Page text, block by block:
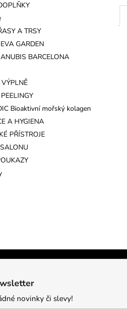
A TRSY
GARDEN
BARCELONA
Bioaktivní mořský kolagen
A HYGIENA
PŘÍSTROJE
novinky či slevy!